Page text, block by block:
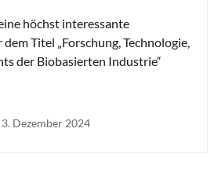
höchst interessante
Titel „Forschung, Technologie,
der Biobasierten Industrie“
3. Dezember 2024